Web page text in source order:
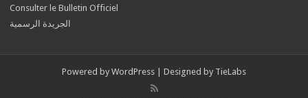
Consulter le Bulletin Officiel
الجريدة الرسمية
Powered by WordPress | Designed by TieLabs